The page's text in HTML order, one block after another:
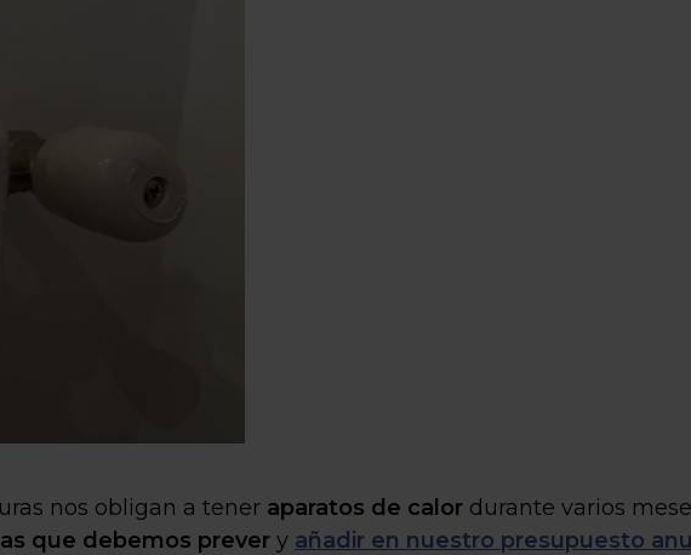
nos obligan a tener aparatos de calor durante varios
que debemos prever y añadir en nuestro presupuesto